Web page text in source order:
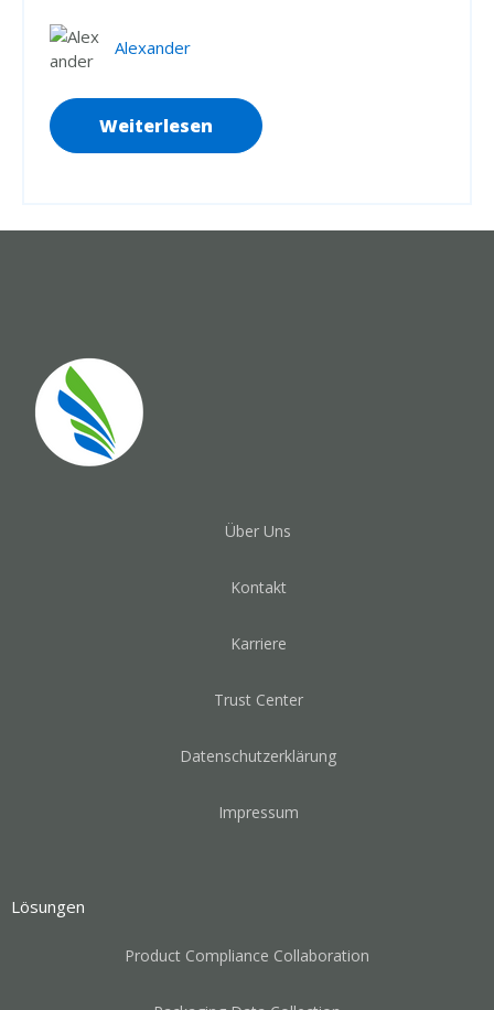
Alexander
Weiterlesen
Über Uns
Kontakt
Karriere
Trust Center
Datenschutzerklärung
Impressum
Lösungen
Product Compliance Collaboration